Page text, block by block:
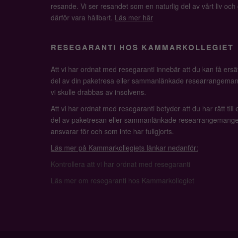
resande. Vi ser resandet som en naturlig del av vårt liv
därför vara hållbart. Läs mer här
RESEGARANTI HOS KAMMARKOLLEGIET
Att vi har ordnat med resegaranti innebär att du kan få
del av din paketresa eller sammanlänkade
vi skulle drabbas av insolvens.
Att vi har ordnat med resegaranti betyder att du har rätt till
del av paketresan eller sammanlänkade
ansvarar för och som inte har fullgjorts.
Läs mer på Kammarkollegiets länkar nedanför:
Kontrollera att vi har ordnat med resegaranti
Läs mer om resegaranti hos Kammarkollegiet